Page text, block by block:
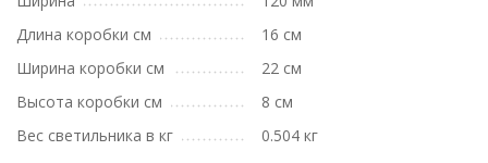
Длина коробки см
16 см
Ширина коробки см
22 см
Высота коробки см
8 см
Вес светильника в кг
0.504 кг